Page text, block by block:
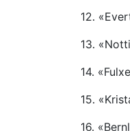
12.
13.
14.
15.
16.